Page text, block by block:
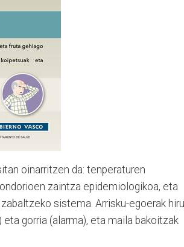
oinarritzen da: tenperaturen
zaintza epidemiologikoa, eta
sistema. Arrisku-egoerak hiru
gorria (alarma), eta maila bakoitzak